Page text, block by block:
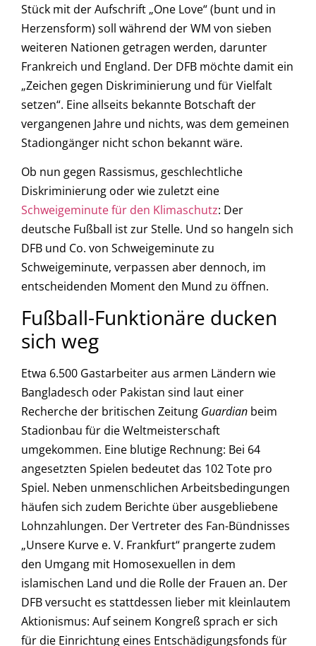
Stück mit der Aufschrift „One Love“ (bunt und in
Herzensform) soll während der WM von sieben
weiteren Nationen getragen werden, darunter
Frankreich und England. Der DFB möchte damit ein
„Zeichen gegen Diskriminierung und für Vielfalt
setzen“. Eine allseits bekannte Botschaft der
vergangenen Jahre und nichts, was dem gemeinen
Stadiongänger nicht schon bekannt wäre.
Ob nun gegen Rassismus, geschlechtliche
Diskriminierung oder wie zuletzt eine
Schweigeminute für den Klimaschutz: Der
deutsche Fußball ist zur Stelle. Und so hangeln sich
DFB und Co. von Schweigeminute zu
Schweigeminute, verpassen aber dennoch, im
entscheidenden Moment den Mund zu öffnen.
Fußball-Funktionäre ducken
sich weg
Etwa 6.500 Gastarbeiter aus armen Ländern wie
Bangladesch oder Pakistan sind laut einer
Recherche der britischen Zeitung Guardian beim
Stadionbau für die Weltmeisterschaft
umgekommen. Eine blutige Rechnung: Bei 64
angesetzten Spielen bedeutet das 102 Tote pro
Spiel. Neben unmenschlichen Arbeitsbedingungen
häufen sich zudem Berichte über ausgebliebene
Lohnzahlungen. Der Vertreter des Fan-Bündnisses
„Unsere Kurve e. V. Frankfurt“ prangerte zudem
den Umgang mit Homosexuellen in dem
islamischen Land und die Rolle der Frauen an. Der
DFB versucht es stattdessen lieber mit kleinlautem
Aktionismus: Auf seinem Kongreß sprach er sich
für die Einrichtung eines Entschädigungsfonds für